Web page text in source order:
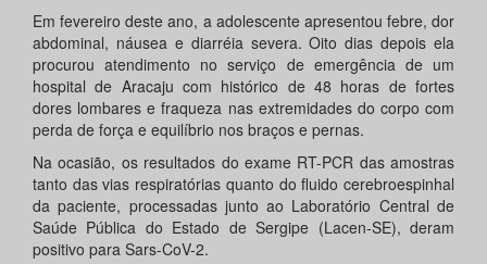
Em fevereiro deste ano, a adolescente apresentou febre, dor
abdominal, náusea e diarréia severa. Oito dias depois ela
procurou atendimento no serviço de emergência de um
hospital de Aracaju com histórico de 48 horas de fortes
dores lombares e fraqueza nas extremidades do corpo com
perda de força e equilíbrio nos braços e pernas.
Na ocasião, os resultados do exame RT-PCR das amostras
tanto das vias respiratórias quanto do fluido cerebroespinhal
da paciente, processadas junto ao Laboratório Central de
Saúde Pública do Estado de Sergipe (Lacen-SE), deram
positivo para Sars-CoV-2.